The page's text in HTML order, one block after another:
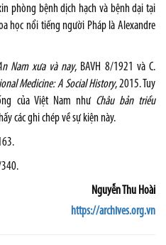
phòng bệnh dịch hạch và bệnh dại tại
học nổi tiếng người Pháp là Alexandre
Nam xưa và nay, BAVH 8/1921 và C.
Medicine: A Social History, 2015. Tuy
của Việt Nam như Châu bản triều
các ghi chép về sự kiện này.
Nguyễn Thu Hoài
https://archives.org.vn